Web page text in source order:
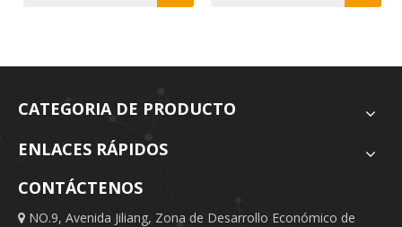
CATEGORIA DE PRODUCTO
ENLACES RÁPIDOS
CONTÁCTENOS
 NO.9, Avenida Jiliang, Zona de Desarrollo Económico de